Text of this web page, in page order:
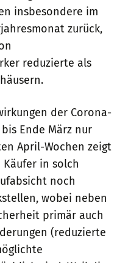
insbesondere im
zurück,
reduzierte als
der Corona-
Ende März nur
April-Wochen zeigt
in solch
noch
wobei neben
primär auch
(reduzierte